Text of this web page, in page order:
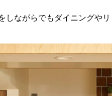
しながらでもダイニングや